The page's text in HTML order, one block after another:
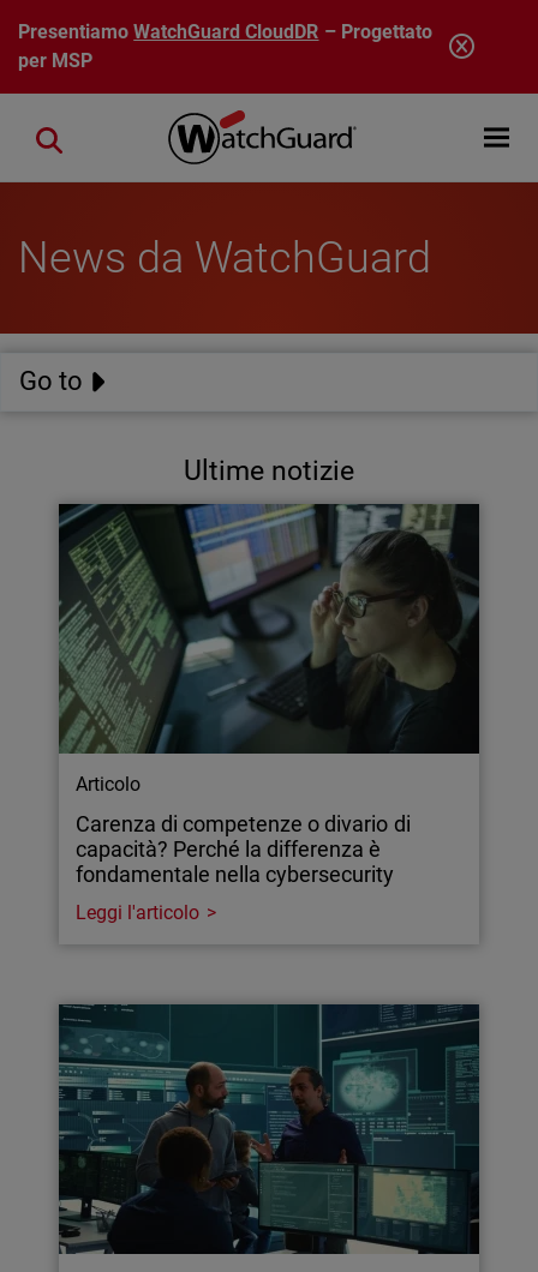
Salta al contenuto principale
PresentiamoWatchGuard CloudDR – Progettato
per MSP
Open
Close search
News da WatchGuard
Go to
Ultime notizie
Articolo
Carenza di competenze o divario di
capacità? Perché la differenza è
fondamentale nella cybersecurity
Leggi l'articolo